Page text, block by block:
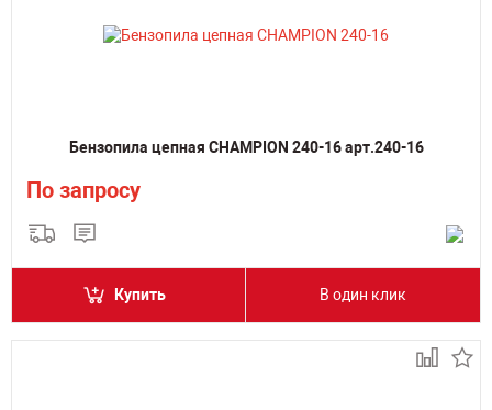
Бензопила цепная CHAMPION 240-16 арт.240-16
По запросу
Купить В один клик